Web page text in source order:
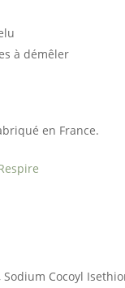
à démêler
en France.
Cocoyl